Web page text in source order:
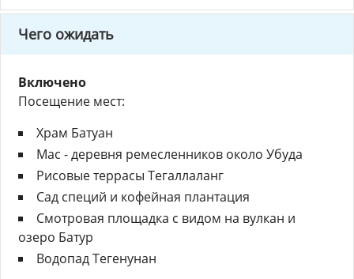
Чего ожидать
Включено
Посещение мест:
Храм Батуан
Мас - деревня ремесленников около Убуда
Рисовые террасы Тегаллаланг
Сад специй и кофейная плантация
Смотровая площадка с видом на вулкан и
озеро Батур
Водопад Тегенунан